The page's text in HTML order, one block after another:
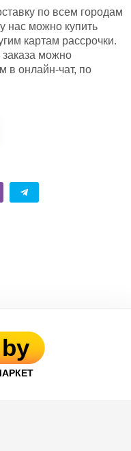
по всем городам
нас можно купить
картам рассрочки.
можно
в онлайн-чат, по